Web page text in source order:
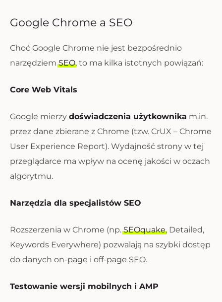
Google Chrome a SEO
Choć Google Chrome nie jest bezpośrednio
narzędziemSEO, to ma kilka istotnych powiązań:
Core Web Vitals
Google mierzy doświadczenia użytkownika m.in.
przez dane zbierane z Chrome (tzw. CrUX – Chrome
User Experience Report). Wydajność strony w tej
przeglądarce ma wpływ na ocenę jakości w oczach
algorytmu.
Narzędzia dla specjalistów SEO
Rozszerzenia w Chrome (np.SEOquake, Detailed,
Keywords Everywhere) pozwalają na szybki dostęp
do danych on-page i off-page SEO.
Testowanie wersji mobilnych i AMP